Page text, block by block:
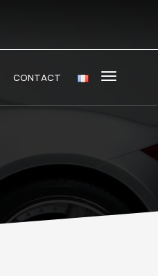
CONTACT